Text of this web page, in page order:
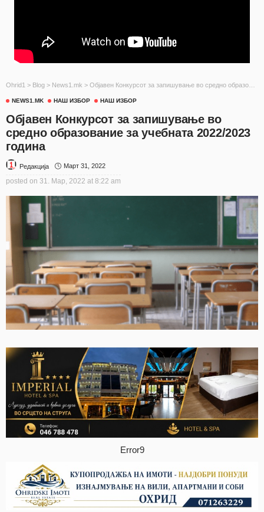
Ohrid1 > Blog > News1.mk > Објавен Конкурсот за запишување во средно образование за учебната 2022/2023 година
NEWS1.MK НАШ ИЗБОР НАШ ИЗБОР
Објавен Конкурсот за запишување во
средно образование за учебната 2022/2023
година
Редакција Март 31, 2022
posted on 31. Мар, 2022 at 8:22 am
Error9